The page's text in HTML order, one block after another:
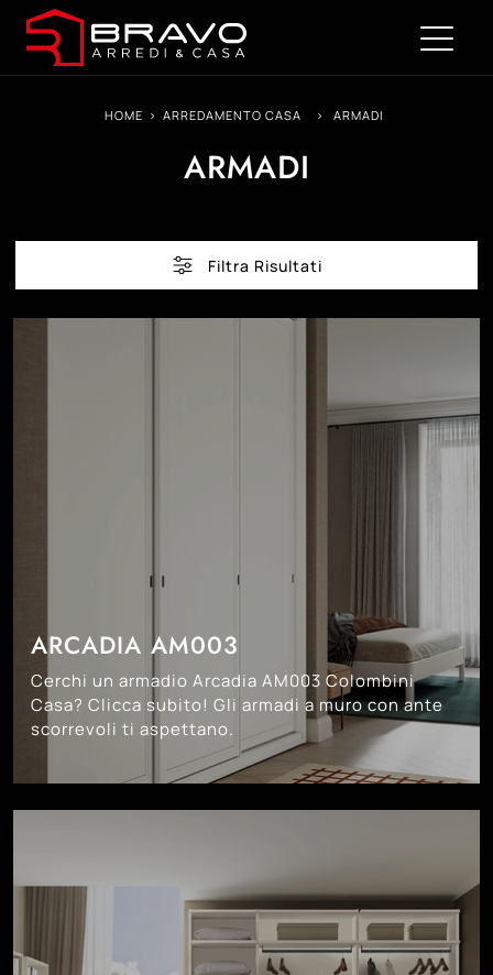
HOME > ARREDAMENTO CASA > ARMADI
ARMADI
Filtra Risultati
ARCADIA AM003
Cerchi un armadio Arcadia AM003 Colombini
Casa? Clicca subito! Gli armadi a muro con ante
scorrevoli ti aspettano.